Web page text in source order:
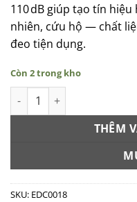
110 dB giúp tạo tín
nhiên, cứu hộ — chất
đeo tiện dụng.
Còn 2 trong kho
Còi dã ngoại
THÊM
SKU: EDC0018